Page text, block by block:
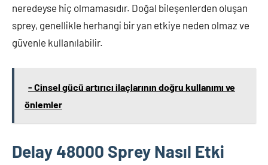
neredeyse hiç olmamasıdır. Doğal bileşenlerden oluşan
sprey, genellikle herhangi bir yan etkiye neden olmaz ve
güvenle kullanılabilir.
- Cinsel gücü artırıcı ilaçlarının doğru kullanımı ve
önlemler
Delay 48000 Sprey Nasıl Etki